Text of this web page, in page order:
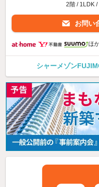
2階 / 1LDK /
お問い
ほ
シャーメゾン